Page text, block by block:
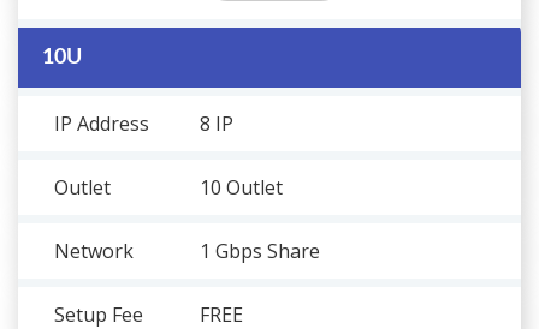
10U
IP Address 8 IP
Outlet 10 Outlet
Network 1 Gbps Share
Setup Fee FREE